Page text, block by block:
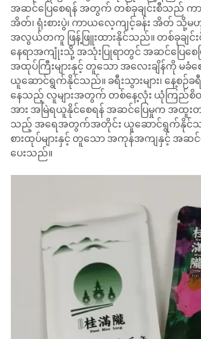
အဆင်ပြေစေရန် အတွက် တစ်ခုချင်းစီသည်
အိတ်၊ ရုံးစားပွဲ၊ ကာယလေ့ကျင့်ခန်း အိတ် သို့မ
အလွယ်တကူ ဖြန့်ဖြူးထားနိုင်သည်။ တစ်ခုချင်း
နေရာအကျုံးသို့ အသုံးပြုရာတွင် အဆင်ပြေစေပြီ
အထုပ်ကြီးများနှင့် တူသော အလေးချိန်ကို မ
ယူဆောင်ရွက်နိုင်သည်။ ခရီးသွားများ၊ နေ့စဉ်ခရီ
နေသည့် လူများအတွက် တစ်နေ့လုံး ယုံကြည်စိတ်
အား အမြဲရယူနိုင်စေရန် အဆင်ပြေမှုက အထူ
သည့် အရေအတွက်အတိုင်း ယူဆောင်ရွက်နိုင်သ
စားထုပ်များနှင့် တူသော အကုန်အကျနှင့် အဆင်မ
ပေးသည်။